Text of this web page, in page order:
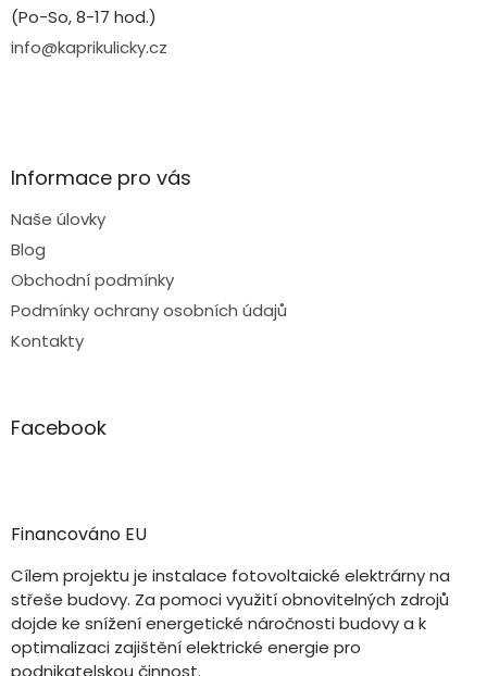
(Po-So, 8-17 hod.)
info@kaprikulicky.cz
Informace pro vás
Naše úlovky
Blog
Obchodní podmínky
Podmínky ochrany osobních údajů
Kontakty
Facebook
Financováno EU
Cílem projektu je instalace fotovoltaické elektrárny na
střeše budovy. Za pomoci využití obnovitelných zdrojů
dojde ke snížení energetické náročnosti budovy a k
optimalizaci zajištění elektrické energie pro
podnikatelskou činnost.